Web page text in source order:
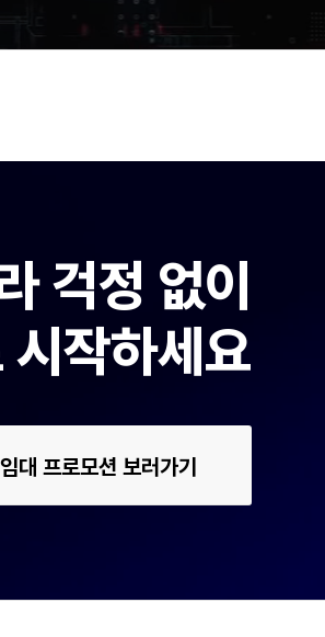
걱정 없이
작하세요
대 프로모션 보러가기